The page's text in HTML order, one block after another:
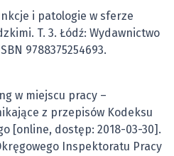
i patologie w sferze
T. 3. Łódź: Wydawnictwo
9788375254693.
w miejscu pracy –
z przepisów Kodeksu
[online, dostęp: 2018-03-30].
Inspektoratu Pracy